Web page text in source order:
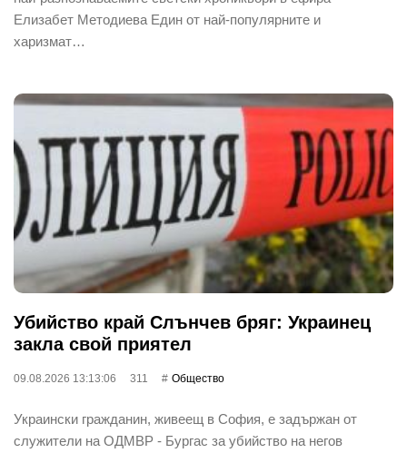
Елизабет Методиева Един от най-популярните и
харизмат…
Убийство край Слънчев бряг: Украинец
закла свой приятел
09.08.2026 13:13:06 311 Общество
Украински гражданин, живеещ в София, е задържан от
служители на ОДМВР - Бургас за убийство на негов